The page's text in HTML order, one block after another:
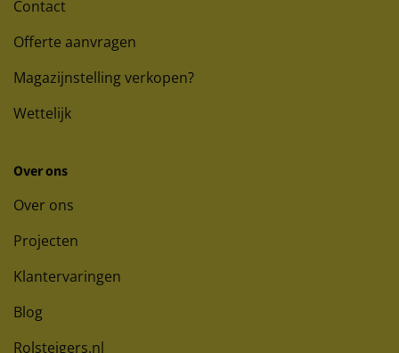
Contact
Offerte aanvragen
Magazijnstelling verkopen?
Wettelijk
Over ons
Over ons
Projecten
Klantervaringen
Blog
Rolsteigers.nl